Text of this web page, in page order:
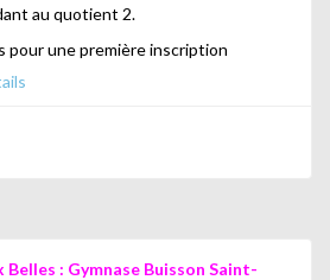
au quotient 2.
pour une première inscription
Belles : Gymnase Buisson Saint-